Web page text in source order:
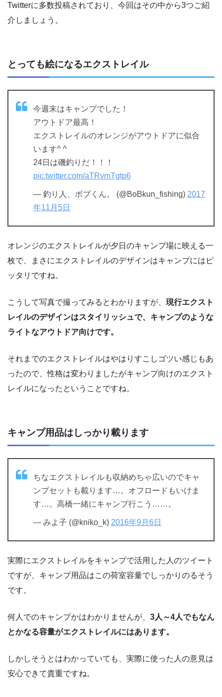
Twitterに多数投稿されており、今回はその中から3つご紹
介しましょう。
とっても絵になるエクストレイル
今週末はキャンプでした！
アウトドア最高！
エクストレイルのオレンジがアウトドアに似合
います^ ^
24日は磯釣りだ！！！
pic.twitter.com/aTRvmTgtp6
— 釣り人、ボブくん。 (@BoBkun_fishing) 2017
年11月5日
オレンジのエクストレイルが夕日のキャンプ場に映える一
枚で、まさにエクストレイルのデザインはキャンプにはピ
ッタリですね。
こうして写真で撮ってみるとわかりますが、 現行エクスト
レイルのデザインはスタイリッシュで、キャンプのような
ライトなアウトドア向けです。
それまでのエクストレイルはやはりすこしゴツい感じもあ
ったので、性格は変わりましたがキャンプ向けのエクスト
レイルになったということですね。
キャンプ用品はしっかり載ります
ちなエクストレイルも収納めちゃ広いのでキャ
ンプセットも載ります…。オフロードもいけま
す…。高橋一緒にキャンプ行こう……。
— みよ子 (@kniko_k) 2016年9月6日
実際にエクストレイルをキャンプで活用した人のツイート
ですが、キャンプ用品はこの荷室容量でしっかりのるそう
です。
何人でのキャンプかはわかりませんが、 3人～4人でもなん
とかなる容量がエクストレイルにはあります。
しかしそうとはわかっていても、実際に使った人の意見は
安心できて貴重ですね。